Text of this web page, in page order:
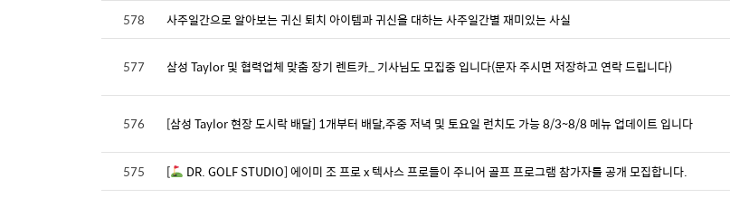
578
사주일간으로 알아보는 귀신 퇴치 아이템과 귀신을 대하는 사주일간별 재미있는 사실
577 삼성 Taylor 및 협력업체 맞춤 장기 렌트카_ 기사님도 모집중 입니다(문자 주시면 저장하고 연락 드립니다)
576 [삼성 Taylor 현장 도시락 배달] 1개부터 배달,주중 저녁 및 토요일 런치도 가능 8/3~8/8 메뉴 업데이트 입니다
575 [ DR. GOLF STUDIO] 에이미 조 프로 x 텍사스 프로들이 주니어 골프 프로그램 참가자를 공개 모집합니다.